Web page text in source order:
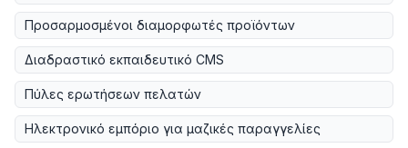
Προσαρμοσμένοι διαμορφωτές προϊόντων
Διαδραστικό εκπαιδευτικό CMS
Πύλες ερωτήσεων πελατών
Ηλεκτρονικό εμπόριο για μαζικές παραγγελίες